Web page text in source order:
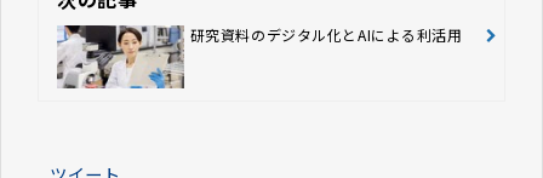
研究資料のデジタル化とAIによる利活用